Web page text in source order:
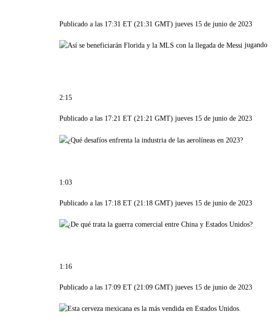
Publicado a las 17:31 ET (21:31 GMT) jueves 15 de junio de 2023
jugando
2:15
Publicado a las 17:21 ET (21:21 GMT) jueves 15 de junio de 2023
1:03
Publicado a las 17:18 ET (21:18 GMT) jueves 15 de junio de 2023
1:16
Publicado a las 17:09 ET (21:09 GMT) jueves 15 de junio de 2023